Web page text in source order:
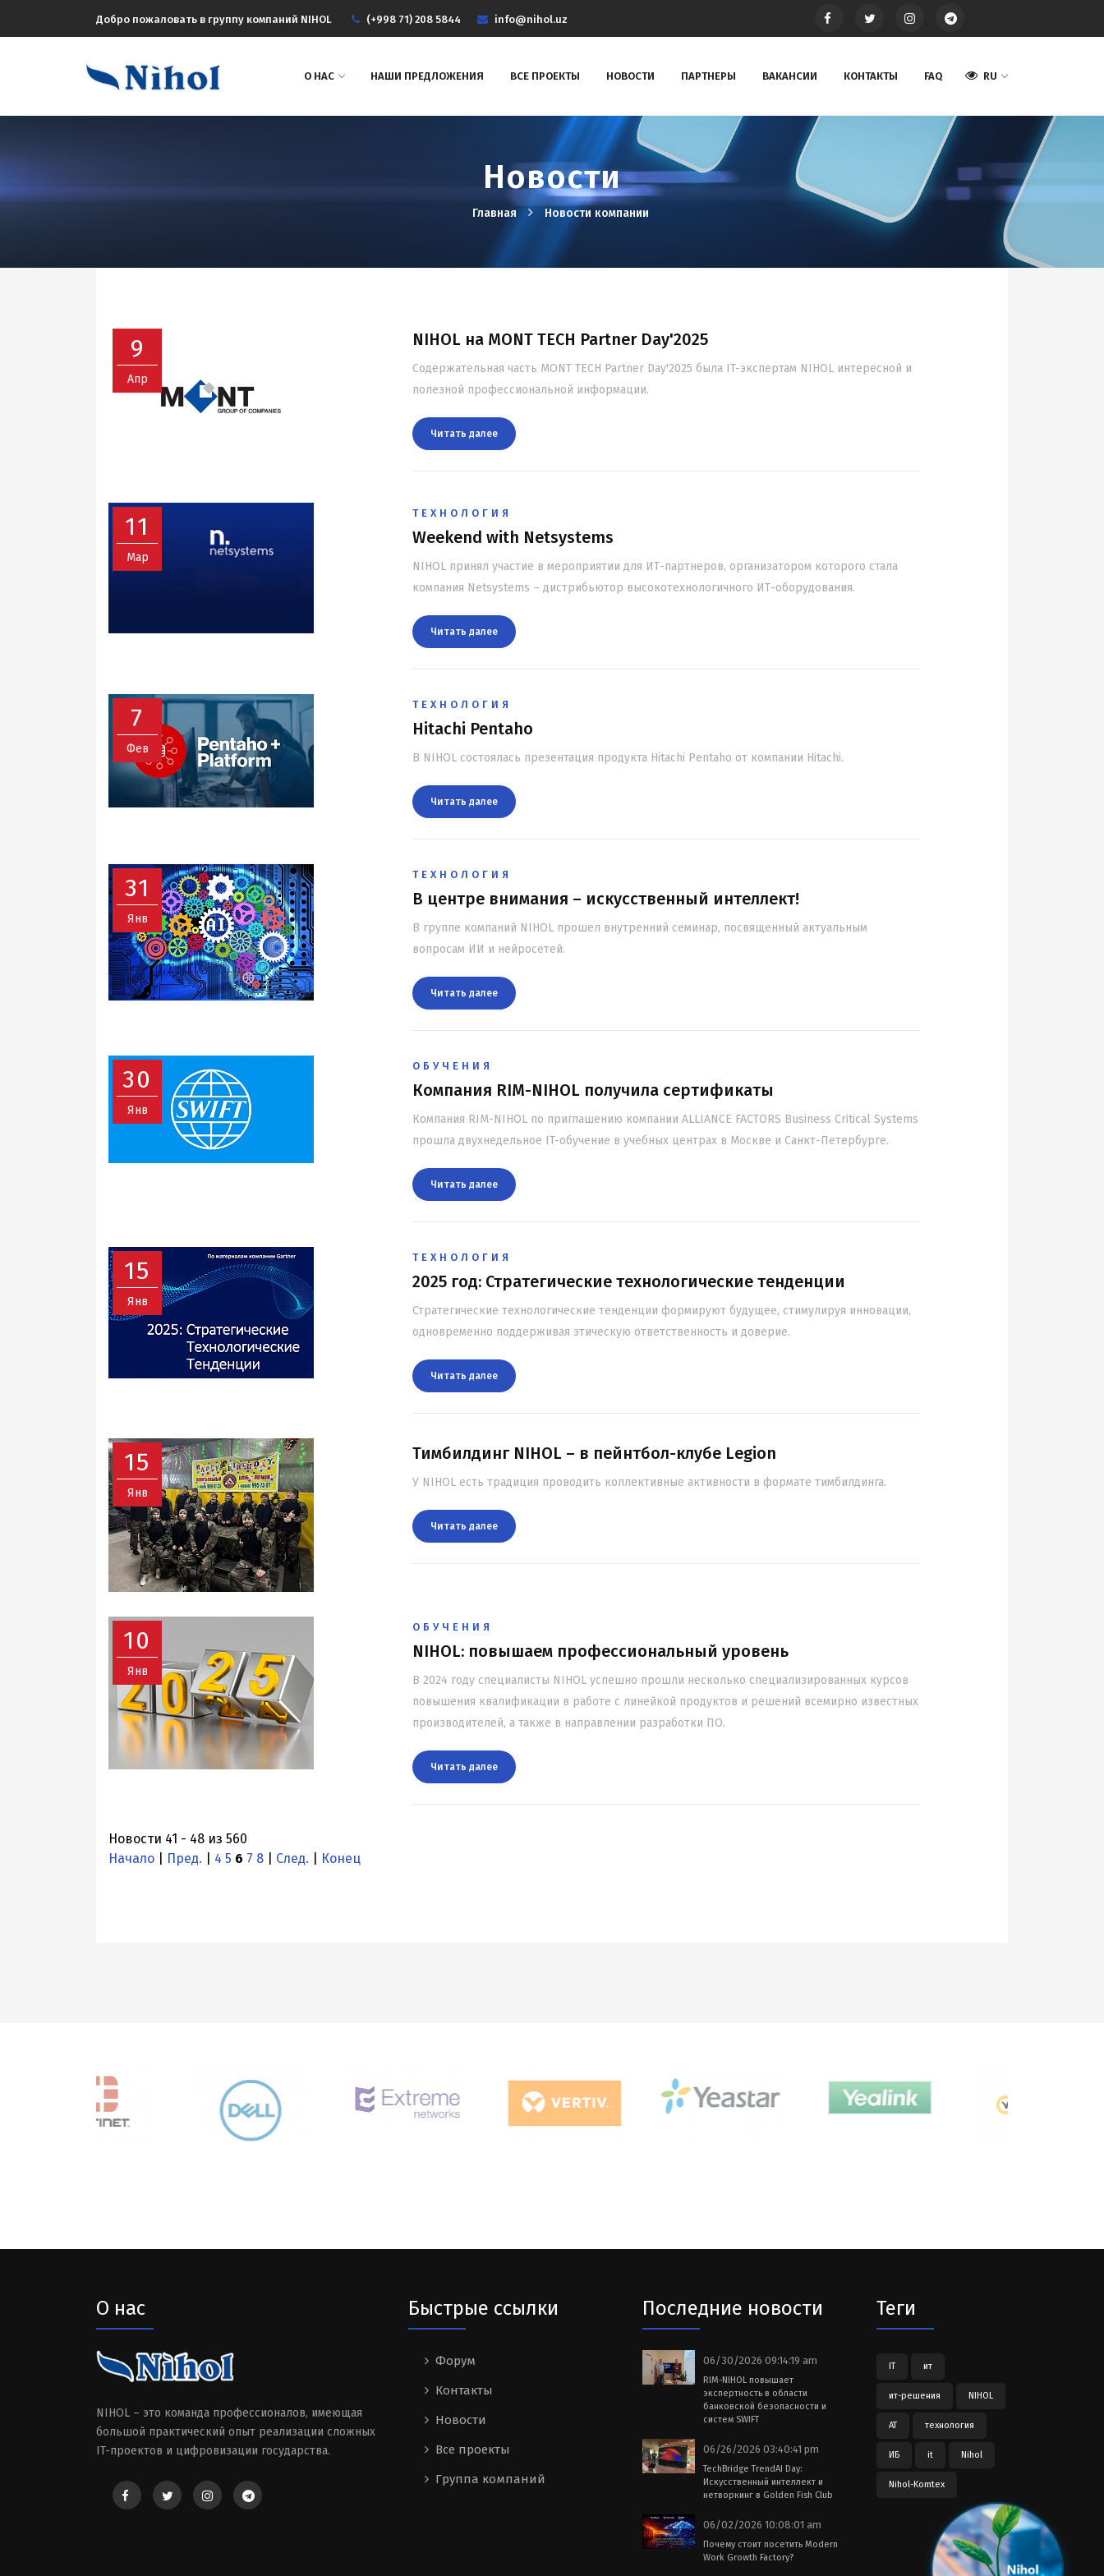
Добро пожаловать в группу компаний NIHOL (+998 71) 208 5844 info@nihol.uz
О НАС НАШИ ПРЕДЛОЖЕНИЯ ВСЕ ПРОЕКТЫ НОВОСТИ ПАРТНЕРЫ ВАКАНСИИ КОНТАКТЫ FAQ RU
Новости
Главная Новости компании
9
Апр
NIHOL на MONT TECH Partner Day'2025
Содержательная часть MONT TECH Partner Day'2025 была IT-экспертам NIHOL интересной и
полезной профессиональной информации.
Читать далee
11
Мар
ТЕХНОЛОГИЯ
Weekend with Netsystems
NIHOL принял участие в мероприятии для ИТ-партнеров, организатором которого стала
компания Netsystems – дистрибьютор высокотехнологичного ИТ-оборудования.
Читать далee
7
Фев
ТЕХНОЛОГИЯ
Hitachi Pentaho
В NIHOL состоялась презентация продукта Hitachi Pentaho от компании Hitachi.
Читать далee
31
Янв
ТЕХНОЛОГИЯ
В центре внимания – искусственный интеллект!
В группе компаний NIHOL прошел внутренний семинар, посвященный актуальным
вопросам ИИ и нейросетей.
Читать далee
30
Янв
ОБУЧЕНИЯ
Компания RIM-NIHOL получила сертификаты
Компания RIM-NIHOL по приглашению компании ALLIANCE FACTORS Business Critical Systems
прошла двухнедельное IT-обучение в учебных центрах в Москве и Санкт-Петербурге.
Читать далee
15
Янв
ТЕХНОЛОГИЯ
2025 год: Стратегические технологические тенденции
Стратегические технологические тенденции формируют будущее, стимулируя инновации,
одновременно поддерживая этическую ответственность и доверие.
Читать далee
15
Янв
Тимбилдинг NIHOL – в пейнтбол-клубе Legion
У NIHOL есть традиция проводить коллективные активности в формате тимбилдинга.
Читать далee
10
Янв
ОБУЧЕНИЯ
NIHOL: повышаем профессиональный уровень
В 2024 году специалисты NIHOL успешно прошли несколько специализированных курсов
повышения квалификации в работе с линейкой продуктов и решений всемирно известных
производителей, а также в направлении разработки ПО.
Читать далee
Новости 41 - 48 из 560
Начало
Пред. 4 5 6 7 8 След. Конец
О нас
NIHOL – это команда профессионалов, имеющая
большой практический опыт реализации сложных
IT-проектов и цифровизации государства.
Быстрые ссылки
Форум
Контакты
Новости
Все проекты
Группа компаний
Последние новости
06/30/2026 09:14:19 am
RIM-NIHOL повышает
экспертность в области
банковской безопасности и
систем SWIFT
06/26/2026 03:40:41 pm
TechBridge TrendAI Day:
Искусственный интеллект и
нетворкинг в Golden Fish Club
06/02/2026 10:08:01 am
Почему стоит посетить Modern
Work Growth Factory?
Теги
IT ит
ит-решения NIHOL
АТ технология
ИБ it Nihol
Nihol-Komtex